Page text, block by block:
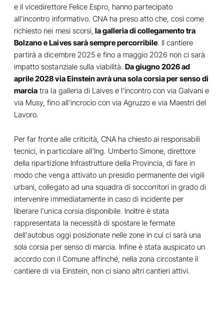
e il vicedirettore Felice Espro, hanno partecipato
all'incontro informativo. CNA ha preso atto che, così come
richiesto nei mesi scorsi, la galleria di collegamento tra
Bolzano e Laives sarà sempre percorribile. Il cantiere
partirà a dicembre 2025 e fino a maggio 2026 non ci sarà
impatto sostanziale sulla viabilità. Da giugno 2026 ad
aprile 2028 via Einstein avrà una sola corsia per senso di
marcia tra la galleria di Laives e l'incontro con via Galvani e
via Musy, fino all'incrocio con via Agruzzo e via Maestri del
Lavoro.
Per far fronte alle criticità, CNA ha chiesto ai responsabili
tecnici, in particolare all'Ing. Umberto Simone, direttore
della ripartizione Infrastrutture della Provincia, di fare in
modo che venga attivato un presidio permanente dei vigili
urbani, collegato ad una squadra di soccorritori in grado di
intervenire immediatamente in caso di incidente per
liberare l'unica corsia disponibile. Inoltre è stata
rappresentata la necessità di spostare le fermate
dell'autobus oggi posizionate nelle zone in cui ci sarà una
sola corsia per senso di marcia. Infine è stata auspicato un
accordo con il Comune affinché, nella zona circostante il
cantiere di via Einstein, non ci siano altri cantieri attivi.